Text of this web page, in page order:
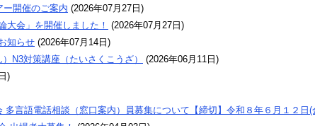
ー開催のご案内 (2026年07月27日 )
会」を開催しました！ (2026年07月27日 )
知らせ (2026年07月14日 )
N3対策講座（たいさくこうざ）
(2026年06月11日 )
)
言語電話相談（窓口案内）員募集について【締切】令和８年６月１２日(